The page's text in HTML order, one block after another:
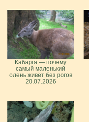
Кабарга — почему
самый маленький
олень живёт без рогов
20.07.2026